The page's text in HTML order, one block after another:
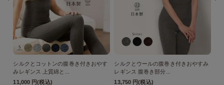
シルクとコットンの腹巻き付きおやす
みレギンス 上質綿と...
11,000 円(税込)
シルクとウールの腹巻き付きおやすみ
レギンス 腹巻き部分...
13,750 円(税込)